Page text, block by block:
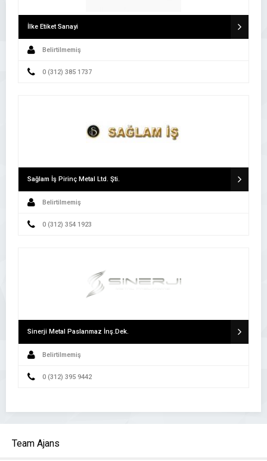
İlke Etiket Sanayi
Belirtilmemiş
0 (312) 385 1737
Sağlam İş Pirinç Metal Ltd. Şti.
Belirtilmemiş
0 (312) 354 1923
Sinerji Metal Paslanmaz İnş.Dek.
Belirtilmemiş
0 (312) 395 9442
Team Ajans